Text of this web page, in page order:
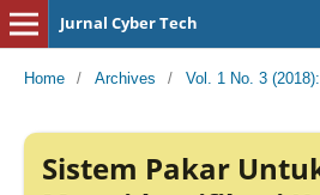
Jurnal Cyber Tech
Home / Archives / Vol. 1 No. 3
Sistem Pakar